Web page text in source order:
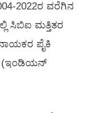
2022ರ ವರೆಗಿನ
ಸಿಬಿಐ ಮತ್ತಿತರ
ಪೈಕಿ
(ಇಂಡಿಯನ್